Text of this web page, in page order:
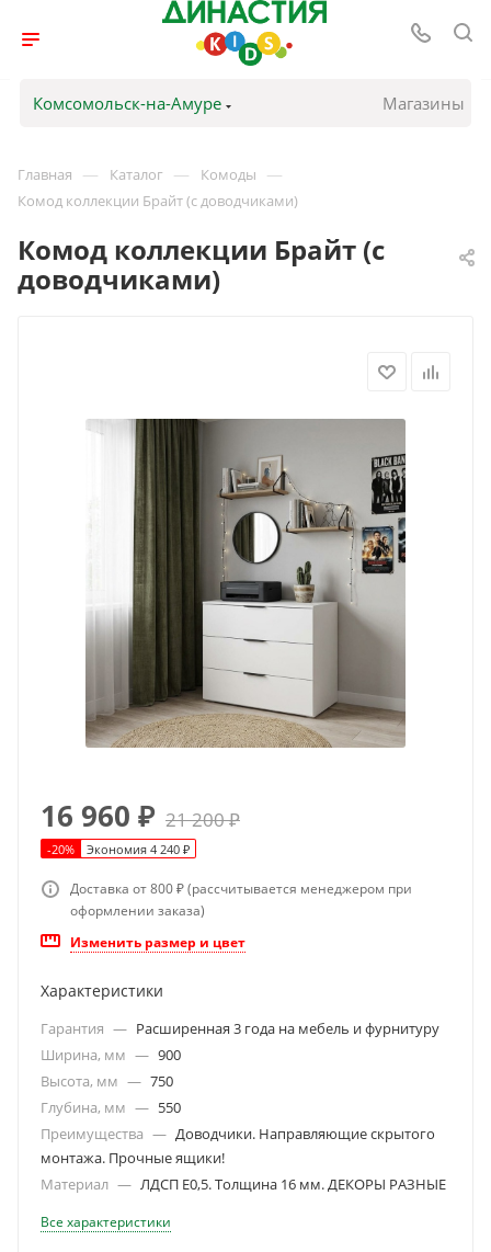
Комсомольск-на-Амуре Магазины
Главная — Каталог — Комоды —
Комод коллекции Брайт (с доводчиками)
Комод коллекции Брайт (с
доводчиками)
16 960 ₽ 21 200₽
-20% Экономия 4 240 ₽
Доставка от 800 ₽ (рассчитывается менеджером при
оформлении заказа)
Изменить размер и цвет
Характеристики
Гарантия — Расширенная 3 года на мебель и фурнитуру
Ширина, мм — 900
Высота, мм — 750
Глубина, мм — 550
Преимущества — Доводчики. Направляющие скрытого
монтажа. Прочные ящики!
Материал — ЛДСП Е0,5. Толщина 16 мм. ДЕКОРЫ РАЗНЫЕ
Все характеристики